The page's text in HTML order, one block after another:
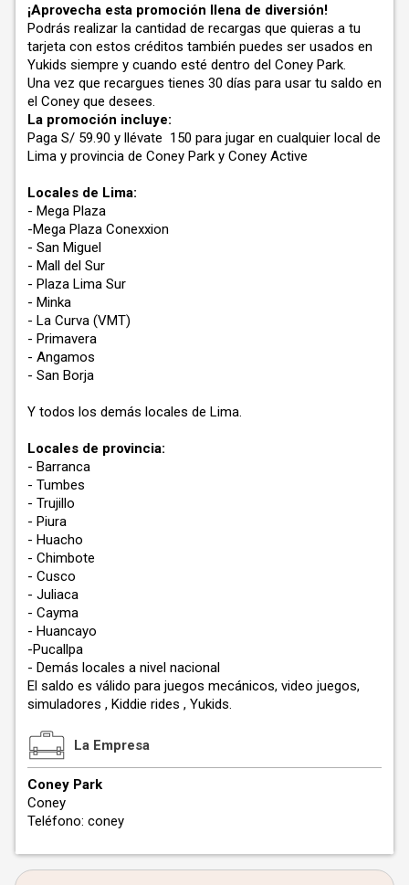
¡Aprovecha esta promoción llena de diversión!
Podrás realizar la cantidad de recargas que quieras a tu
tarjeta con estos créditos también puedes ser usados en
Yukids siempre y cuando esté dentro del Coney Park.
Una vez que recargues tienes 30 días para usar tu saldo en
el Coney que desees.
La promoción incluye:
Paga S/ 59.90 y llévate 150 para jugar en cualquier local de
Lima y provincia de Coney Park y Coney Active
Locales de Lima:
- Mega Plaza
-Mega Plaza Conexxion
- San Miguel
- Mall del Sur
- Plaza Lima Sur
- Minka
- La Curva (VMT)
- Primavera
- Angamos
- San Borja
Y todos los demás locales de Lima.
Locales de provincia:
- Barranca
- Tumbes
- Trujillo
- Piura
- Huacho
- Chimbote
- Cusco
- Juliaca
- Cayma
- Huancayo
-Pucallpa
- Demás locales a nivel nacional
El saldo es válido para juegos mecánicos, video juegos,
simuladores , Kiddie rides , Yukids.
La Empresa
Coney Park
Coney
Teléfono: coney